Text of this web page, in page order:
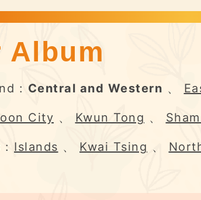
Album
: Central and Western 、
City 、 Kwun Tong 、
: Islands 、 Kwai Tsing 、